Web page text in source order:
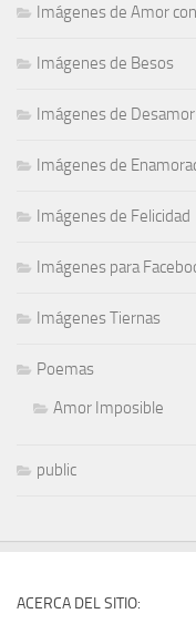
Imágenes de Amor
Imágenes de Besos
Imágenes de Desamor
Imágenes de
Imágenes de Felicidad
Imágenes para
Imágenes Tiernas
Poemas
Amor Imposible
public
ACERCA DEL SITIO: